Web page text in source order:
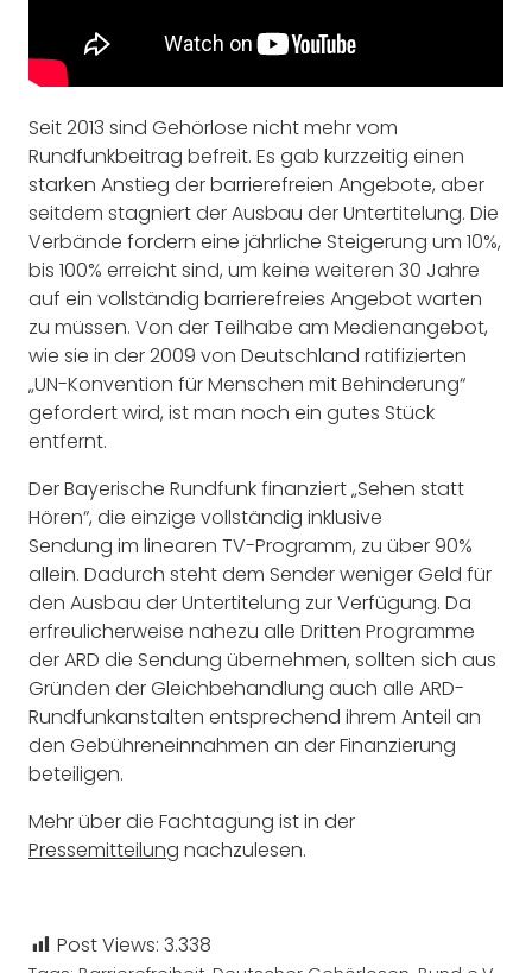
Seit 2013 sind Gehörlose nicht mehr vom
Rundfunkbeitrag befreit. Es gab kurzzeitig einen
starken Anstieg der barrierefreien Angebote, aber
seitdem stagniert der Ausbau der Untertitelung. Die
Verbände fordern eine jährliche Steigerung um 10%,
bis 100% erreicht sind, um keine weiteren 30 Jahre
auf ein vollständig barrierefreies Angebot warten
zu müssen. Von der Teilhabe am Medienangebot,
wie sie in der 2009 von Deutschland ratifizierten
„UN-Konvention für Menschen mit Behinderung“
gefordert wird, ist man noch ein gutes Stück
entfernt.
Der Bayerische Rundfunk finanziert „Sehen statt
Hören“, die einzige vollständig inklusive
Sendung im linearen TV-Programm, zu über 90%
allein. Dadurch steht dem Sender weniger Geld für
den Ausbau der Untertitelung zur Verfügung. Da
erfreulicherweise nahezu alle Dritten Programme
der ARD die Sendung übernehmen, sollten sich aus
Gründen der Gleichbehandlung auch alle ARD-
Rundfunkanstalten entsprechend ihrem Anteil an
den Gebühreneinnahmen an der Finanzierung
beteiligen.
Mehr über die Fachtagung ist in der
Pressemitteilung nachzulesen.
Post Views: 3.338